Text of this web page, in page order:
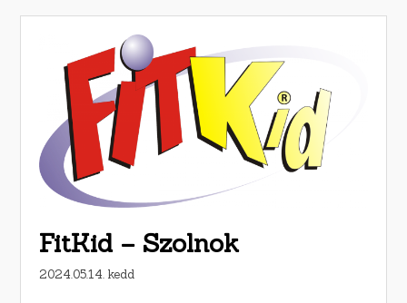
FitKid – Szolnok
2024.05.14. kedd